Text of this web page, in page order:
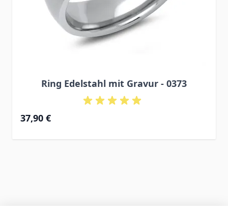
Ring Edelstahl mit Gravur - 0373
37,90 €